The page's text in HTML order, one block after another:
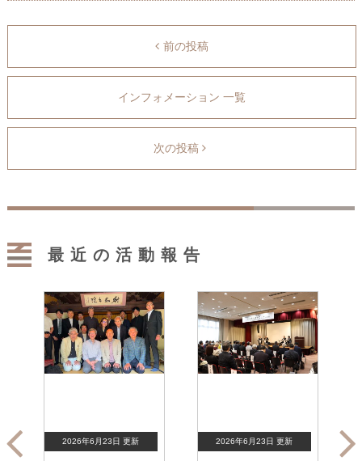
前の投稿
インフォメーション 一覧
次の投稿
最近の活動報告
2026年6月23日 更新 2026年6月23日 更新